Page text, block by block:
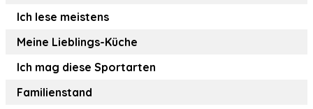
Ich lese meistens
Meine Lieblings-Küche
Ich mag diese Sportarten
Familienstand